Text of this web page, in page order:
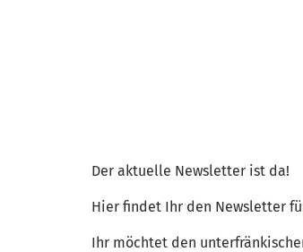
Der aktuelle Newsletter ist da!
Hier findet Ihr den Newsletter
Ihr möchtet den